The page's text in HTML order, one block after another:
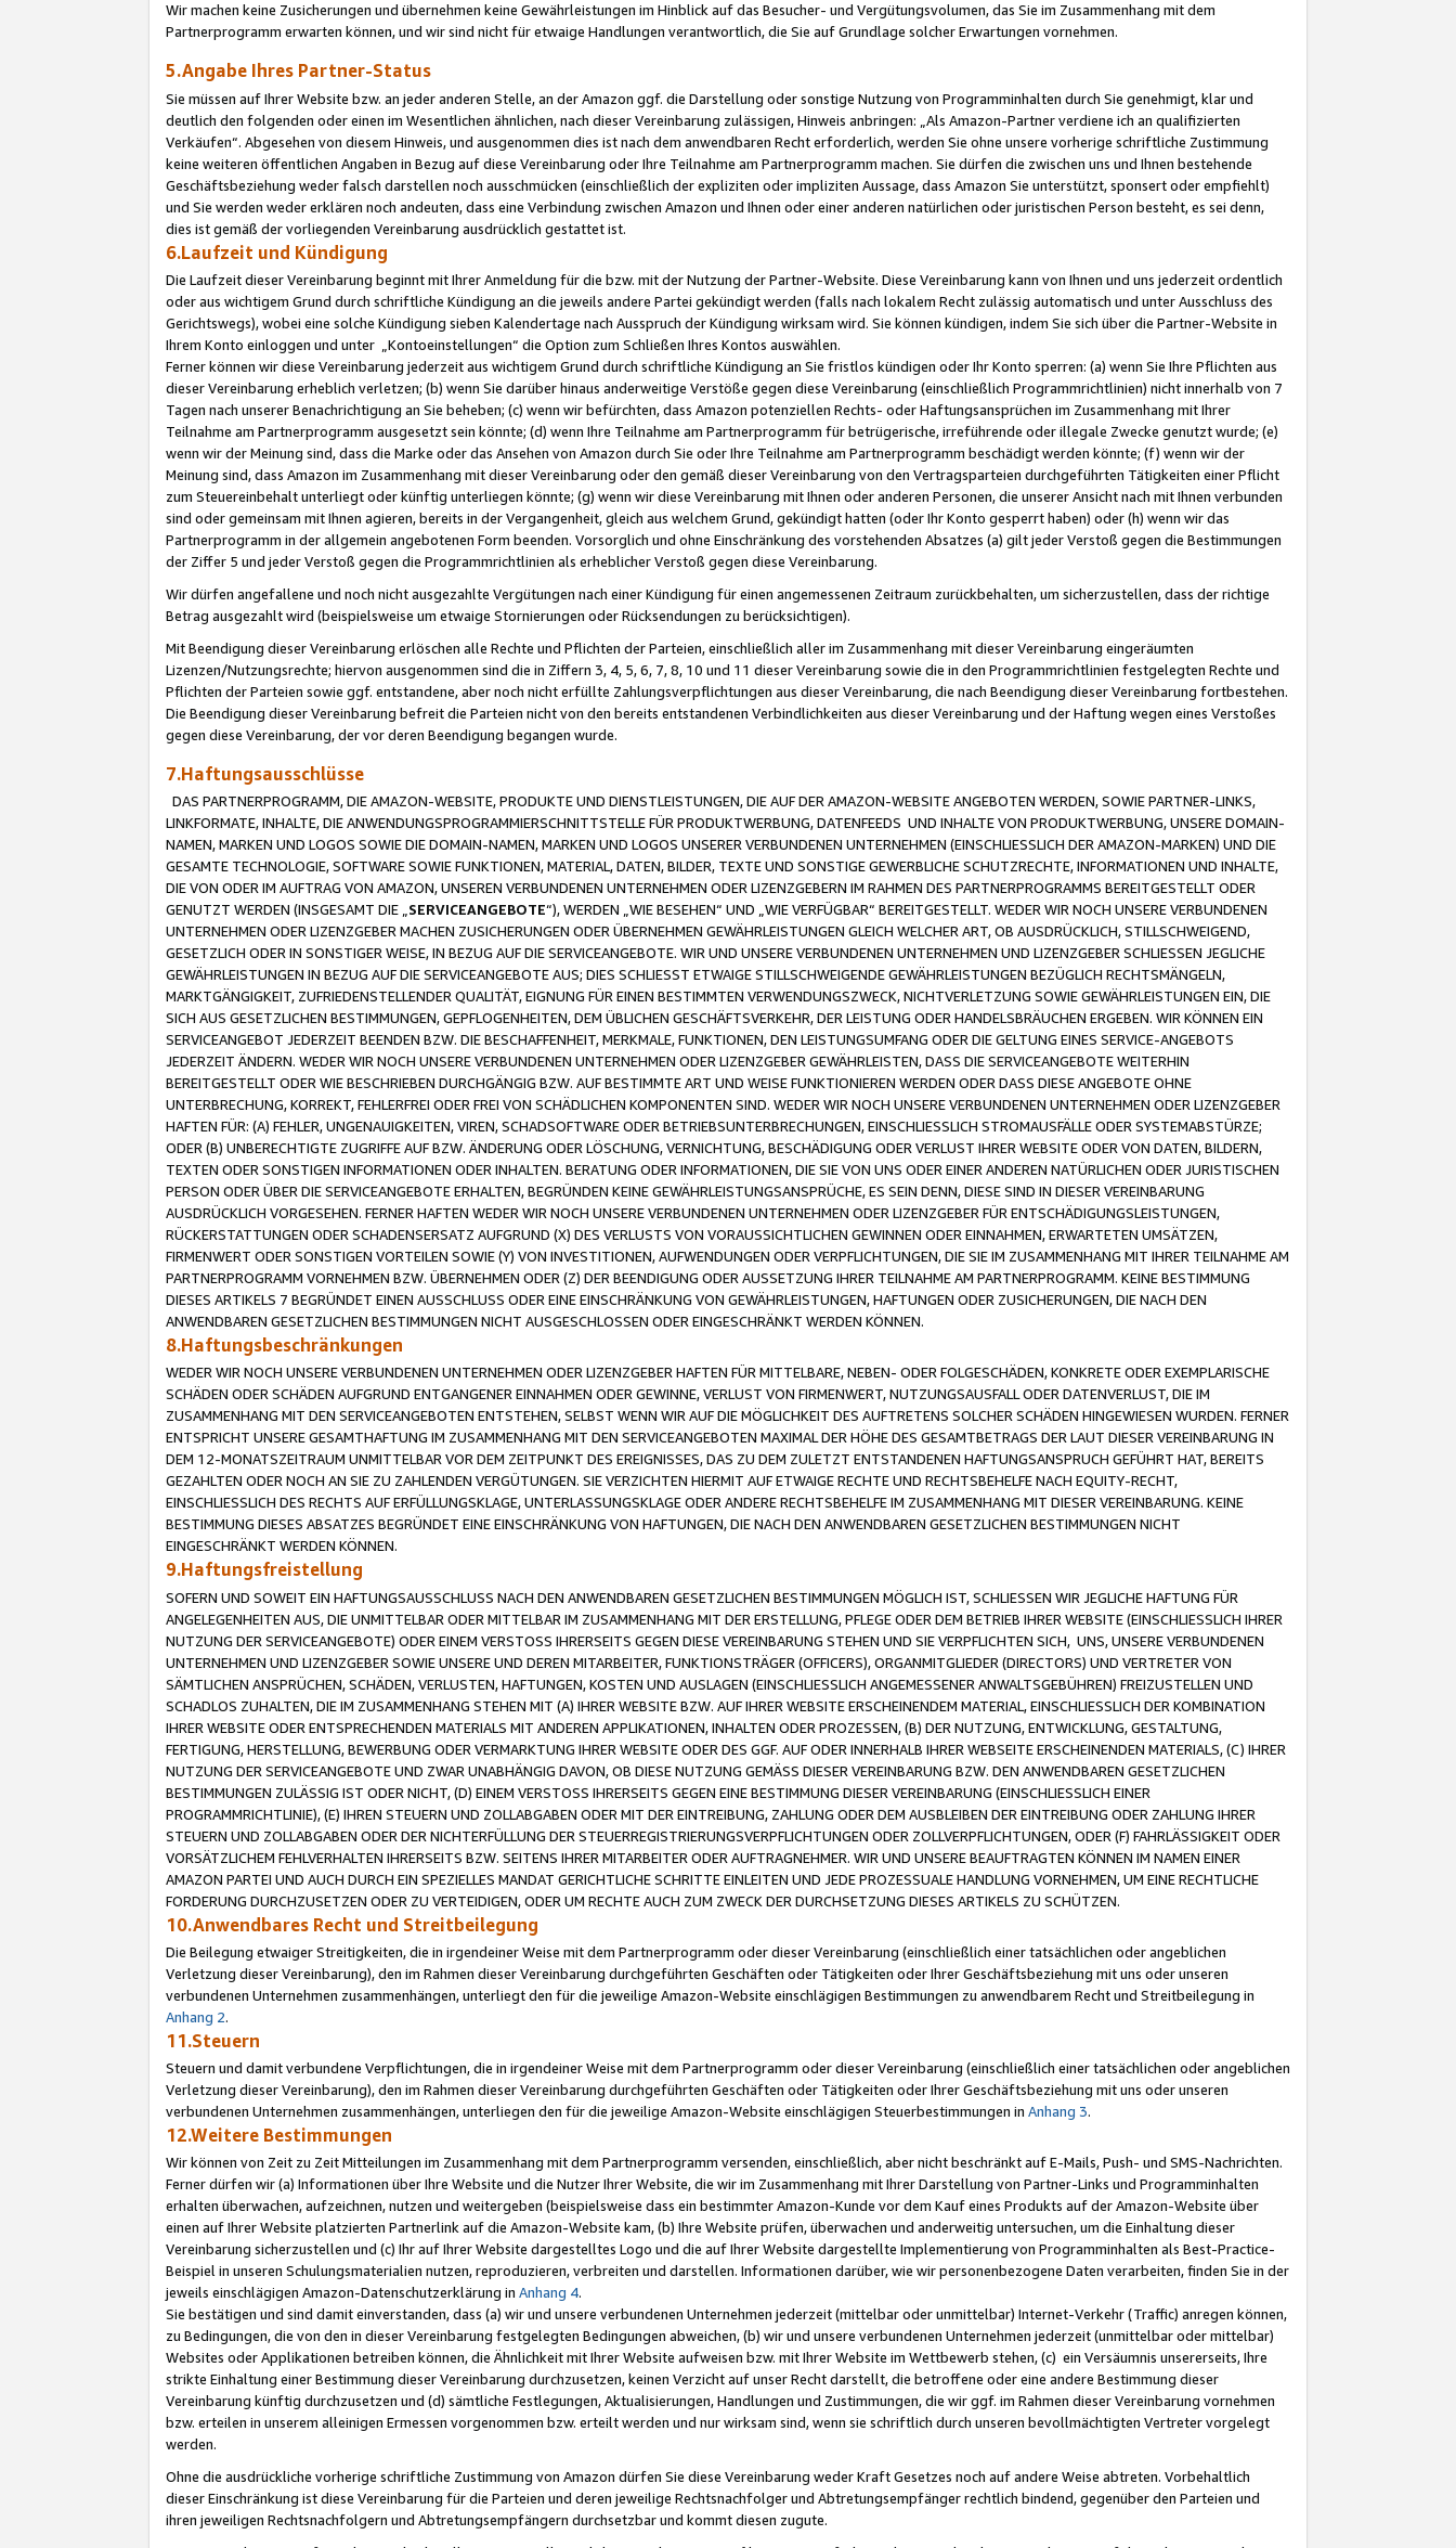
Wir machen keine Zusicherungen und übernehmen keine Gewährleistungen im Hinblick auf das Besucher- und Vergütungsvolumen, das Sie im Zusammenhang mit dem
Partnerprogramm erwarten können, und wir sind nicht für etwaige Handlungen verantwortlich, die Sie auf Grundlage solcher Erwartungen vornehmen.
5.Angabe Ihres Partner-Status
Sie müssen auf Ihrer Website bzw. an jeder anderen Stelle, an der Amazon ggf. die Darstellung oder sonstige Nutzung von Programminhalten durch Sie genehmigt, klar und
deutlich den folgenden oder einen im Wesentlichen ähnlichen, nach dieser Vereinbarung zulässigen, Hinweis anbringen: „Als Amazon-Partner verdiene ich an qualifizierten
Verkäufen“. Abgesehen von diesem Hinweis, und ausgenommen dies ist nach dem anwendbaren Recht erforderlich, werden Sie ohne unsere vorherige schriftliche Zustimmung
keine weiteren öffentlichen Angaben in Bezug auf diese Vereinbarung oder Ihre Teilnahme am Partnerprogramm machen. Sie dürfen die zwischen uns und Ihnen bestehende
Geschäftsbeziehung weder falsch darstellen noch ausschmücken (einschließlich der expliziten oder impliziten Aussage, dass Amazon Sie unterstützt, sponsert oder empfiehlt)
und Sie werden weder erklären noch andeuten, dass eine Verbindung zwischen Amazon und Ihnen oder einer anderen natürlichen oder juristischen Person besteht, es sei denn,
dies ist gemäß der vorliegenden Vereinbarung ausdrücklich gestattet ist.
6.Laufzeit und Kündigung
Die Laufzeit dieser Vereinbarung beginnt mit Ihrer Anmeldung für die bzw. mit der Nutzung der Partner-Website. Diese Vereinbarung kann von Ihnen und uns jederzeit ordentlich
oder aus wichtigem Grund durch schriftliche Kündigung an die jeweils andere Partei gekündigt werden (falls nach lokalem Recht zulässig automatisch und unter Ausschluss des
Gerichtswegs), wobei eine solche Kündigung sieben Kalendertage nach Ausspruch der Kündigung wirksam wird. Sie können kündigen, indem Sie sich über die Partner-Website in
Ihrem Konto einloggen und unter „Kontoeinstellungen“ die Option zum Schließen Ihres Kontos auswählen.
Ferner können wir diese Vereinbarung jederzeit aus wichtigem Grund durch schriftliche Kündigung an Sie fristlos kündigen oder Ihr Konto sperren: (a) wenn Sie Ihre Pflichten aus
dieser Vereinbarung erheblich verletzen; (b) wenn Sie darüber hinaus anderweitige Verstöße gegen diese Vereinbarung (einschließlich Programmrichtlinien) nicht innerhalb von 7
Tagen nach unserer Benachrichtigung an Sie beheben; (c) wenn wir befürchten, dass Amazon potenziellen Rechts- oder Haftungsansprüchen im Zusammenhang mit Ihrer
Teilnahme am Partnerprogramm ausgesetzt sein könnte; (d) wenn Ihre Teilnahme am Partnerprogramm für betrügerische, irreführende oder illegale Zwecke genutzt wurde; (e)
wenn wir der Meinung sind, dass die Marke oder das Ansehen von Amazon durch Sie oder Ihre Teilnahme am Partnerprogramm beschädigt werden könnte; (f) wenn wir der
Meinung sind, dass Amazon im Zusammenhang mit dieser Vereinbarung oder den gemäß dieser Vereinbarung von den Vertragsparteien durchgeführten Tätigkeiten einer Pflicht
zum Steuereinbehalt unterliegt oder künftig unterliegen könnte; (g) wenn wir diese Vereinbarung mit Ihnen oder anderen Personen, die unserer Ansicht nach mit Ihnen verbunden
sind oder gemeinsam mit Ihnen agieren, bereits in der Vergangenheit, gleich aus welchem Grund, gekündigt hatten (oder Ihr Konto gesperrt haben) oder (h) wenn wir das
Partnerprogramm in der allgemein angebotenen Form beenden. Vorsorglich und ohne Einschränkung des vorstehenden Absatzes (a) gilt jeder Verstoß gegen die Bestimmungen
der Ziffer 5 und jeder Verstoß gegen die Programmrichtlinien als erheblicher Verstoß gegen diese Vereinbarung.
Wir dürfen angefallene und noch nicht ausgezahlte Vergütungen nach einer Kündigung für einen angemessenen Zeitraum zurückbehalten, um sicherzustellen, dass der richtige
Betrag ausgezahlt wird (beispielsweise um etwaige Stornierungen oder Rücksendungen zu berücksichtigen).
Mit Beendigung dieser Vereinbarung erlöschen alle Rechte und Pflichten der Parteien, einschließlich aller im Zusammenhang mit dieser Vereinbarung eingeräumten
Lizenzen/Nutzungsrechte; hiervon ausgenommen sind die in Ziffern 3, 4, 5, 6, 7, 8, 10 und 11 dieser Vereinbarung sowie die in den Programmrichtlinien festgelegten Rechte und
Pflichten der Parteien sowie ggf. entstandene, aber noch nicht erfüllte Zahlungsverpflichtungen aus dieser Vereinbarung, die nach Beendigung dieser Vereinbarung fortbestehen.
Die Beendigung dieser Vereinbarung befreit die Parteien nicht von den bereits entstandenen Verbindlichkeiten aus dieser Vereinbarung und der Haftung wegen eines Verstoßes
gegen diese Vereinbarung, der vor deren Beendigung begangen wurde.
7.Haftungsausschlüsse
DAS PARTNERPROGRAMM, DIE AMAZON-WEBSITE, PRODUKTE UND DIENSTLEISTUNGEN, DIE AUF DER AMAZON-WEBSITE ANGEBOTEN WERDEN, SOWIE PARTNER-LINKS,
LINKFORMATE, INHALTE, DIE ANWENDUNGSPROGRAMMIERSCHNITTSTELLE FÜR PRODUKTWERBUNG, DATENFEEDS UND INHALTE VON PRODUKTWERBUNG, UNSERE DOMAIN-
NAMEN, MARKEN UND LOGOS SOWIE DIE DOMAIN-NAMEN, MARKEN UND LOGOS UNSERER VERBUNDENEN UNTERNEHMEN (EINSCHLIESSLICH DER AMAZON-MARKEN) UND DIE
GESAMTE TECHNOLOGIE, SOFTWARE SOWIE FUNKTIONEN, MATERIAL, DATEN, BILDER, TEXTE UND SONSTIGE GEWERBLICHE SCHUTZRECHTE, INFORMATIONEN UND INHALTE,
DIE VON ODER IM AUFTRAG VON AMAZON, UNSEREN VERBUNDENEN UNTERNEHMEN ODER LIZENZGEBERN IM RAHMEN DES PARTNERPROGRAMMS BEREITGESTELLT ODER
GENUTZT WERDEN (INSGESAMT DIE „ SERVICEANGEBOTE“), WERDEN „WIE BESEHEN“ UND „WIE VERFÜGBAR“ BEREITGESTELLT. WEDER WIR NOCH UNSERE VERBUNDENEN
UNTERNEHMEN ODER LIZENZGEBER MACHEN ZUSICHERUNGEN ODER ÜBERNEHMEN GEWÄHRLEISTUNGEN GLEICH WELCHER ART, OB AUSDRÜCKLICH, STILLSCHWEIGEND,
GESETZLICH ODER IN SONSTIGER WEISE, IN BEZUG AUF DIE SERVICEANGEBOTE. WIR UND UNSERE VERBUNDENEN UNTERNEHMEN UND LIZENZGEBER SCHLIESSEN JEGLICHE
GEWÄHRLEISTUNGEN IN BEZUG AUF DIE SERVICEANGEBOTE AUS; DIES SCHLIESST ETWAIGE STILLSCHWEIGENDE GEWÄHRLEISTUNGEN BEZÜGLICH RECHTSMÄNGELN,
MARKTGÄNGIGKEIT, ZUFRIEDENSTELLENDER QUALITÄT, EIGNUNG FÜR EINEN BESTIMMTEN VERWENDUNGSZWECK, NICHTVERLETZUNG SOWIE GEWÄHRLEISTUNGEN EIN, DIE
SICH AUS GESETZLICHEN BESTIMMUNGEN, GEPFLOGENHEITEN, DEM ÜBLICHEN GESCHÄFTSVERKEHR, DER LEISTUNG ODER HANDELSBRÄUCHEN ERGEBEN. WIR KÖNNEN EIN
SERVICEANGEBOT JEDERZEIT BEENDEN BZW. DIE BESCHAFFENHEIT, MERKMALE, FUNKTIONEN, DEN LEISTUNGSUMFANG ODER DIE GELTUNG EINES SERVICE-ANGEBOTS
JEDERZEIT ÄNDERN. WEDER WIR NOCH UNSERE VERBUNDENEN UNTERNEHMEN ODER LIZENZGEBER GEWÄHRLEISTEN, DASS DIE SERVICEANGEBOTE WEITERHIN
BEREITGESTELLT ODER WIE BESCHRIEBEN DURCHGÄNGIG BZW. AUF BESTIMMTE ART UND WEISE FUNKTIONIEREN WERDEN ODER DASS DIESE ANGEBOTE OHNE
UNTERBRECHUNG, KORREKT, FEHLERFREI ODER FREI VON SCHÄDLICHEN KOMPONENTEN SIND. WEDER WIR NOCH UNSERE VERBUNDENEN UNTERNEHMEN ODER LIZENZGEBER
HAFTEN FÜR: (A) FEHLER, UNGENAUIGKEITEN, VIREN, SCHADSOFTWARE ODER BETRIEBSUNTERBRECHUNGEN, EINSCHLIESSLICH STROMAUSFÄLLE ODER SYSTEMABSTÜRZE;
ODER (B) UNBERECHTIGTE ZUGRIFFE AUF BZW. ÄNDERUNG ODER LÖSCHUNG, VERNICHTUNG, BESCHÄDIGUNG ODER VERLUST IHRER WEBSITE ODER VON DATEN, BILDERN,
TEXTEN ODER SONSTIGEN INFORMATIONEN ODER INHALTEN. BERATUNG ODER INFORMATIONEN, DIE SIE VON UNS ODER EINER ANDEREN NATÜRLICHEN ODER JURISTISCHEN
PERSON ODER ÜBER DIE SERVICEANGEBOTE ERHALTEN, BEGRÜNDEN KEINE GEWÄHRLEISTUNGSANSPRÜCHE, ES SEIN DENN, DIESE SIND IN DIESER VEREINBARUNG
AUSDRÜCKLICH VORGESEHEN. FERNER HAFTEN WEDER WIR NOCH UNSERE VERBUNDENEN UNTERNEHMEN ODER LIZENZGEBER FÜR ENTSCHÄDIGUNGSLEISTUNGEN,
RÜCKERSTATTUNGEN ODER SCHADENSERSATZ AUFGRUND (X) DES VERLUSTS VON VORAUSSICHTLICHEN GEWINNEN ODER EINNAHMEN, ERWARTETEN UMSÄTZEN,
FIRMENWERT ODER SONSTIGEN VORTEILEN SOWIE (Y) VON INVESTITIONEN, AUFWENDUNGEN ODER VERPFLICHTUNGEN, DIE SIE IM ZUSAMMENHANG MIT IHRER TEILNAHME AM
PARTNERPROGRAMM VORNEHMEN BZW. ÜBERNEHMEN ODER (Z) DER BEENDIGUNG ODER AUSSETZUNG IHRER TEILNAHME AM PARTNERPROGRAMM. KEINE BESTIMMUNG
DIESES ARTIKELS 7 BEGRÜNDET EINEN AUSSCHLUSS ODER EINE EINSCHRÄNKUNG VON GEWÄHRLEISTUNGEN, HAFTUNGEN ODER ZUSICHERUNGEN, DIE NACH DEN
ANWENDBAREN GESETZLICHEN BESTIMMUNGEN NICHT AUSGESCHLOSSEN ODER EINGESCHRÄNKT WERDEN KÖNNEN.
8.Haftungsbeschränkungen
WEDER WIR NOCH UNSERE VERBUNDENEN UNTERNEHMEN ODER LIZENZGEBER HAFTEN FÜR MITTELBARE, NEBEN- ODER FOLGESCHÄDEN, KONKRETE ODER EXEMPLARISCHE
SCHÄDEN ODER SCHÄDEN AUFGRUND ENTGANGENER EINNAHMEN ODER GEWINNE, VERLUST VON FIRMENWERT, NUTZUNGSAUSFALL ODER DATENVERLUST, DIE IM
ZUSAMMENHANG MIT DEN SERVICEANGEBOTEN ENTSTEHEN, SELBST WENN WIR AUF DIE MÖGLICHKEIT DES AUFTRETENS SOLCHER SCHÄDEN HINGEWIESEN WURDEN. FERNER
ENTSPRICHT UNSERE GESAMTHAFTUNG IM ZUSAMMENHANG MIT DEN SERVICEANGEBOTEN MAXIMAL DER HÖHE DES GESAMTBETRAGS DER LAUT DIESER VEREINBARUNG IN
DEM 12-MONATSZEITRAUM UNMITTELBAR VOR DEM ZEITPUNKT DES EREIGNISSES, DAS ZU DEM ZULETZT ENTSTANDENEN HAFTUNGSANSPRUCH GEFÜHRT HAT, BEREITS
GEZAHLTEN ODER NOCH AN SIE ZU ZAHLENDEN VERGÜTUNGEN. SIE VERZICHTEN HIERMIT AUF ETWAIGE RECHTE UND RECHTSBEHELFE NACH EQUITY-RECHT,
EINSCHLIESSLICH DES RECHTS AUF ERFÜLLUNGSKLAGE, UNTERLASSUNGSKLAGE ODER ANDERE RECHTSBEHELFE IM ZUSAMMENHANG MIT DIESER VEREINBARUNG. KEINE
BESTIMMUNG DIESES ABSATZES BEGRÜNDET EINE EINSCHRÄNKUNG VON HAFTUNGEN, DIE NACH DEN ANWENDBAREN GESETZLICHEN BESTIMMUNGEN NICHT
EINGESCHRÄNKT WERDEN KÖNNEN.
9.Haftungsfreistellung
SOFERN UND SOWEIT EIN HAFTUNGSAUSSCHLUSS NACH DEN ANWENDBAREN GESETZLICHEN BESTIMMUNGEN MÖGLICH IST, SCHLIESSEN WIR JEGLICHE HAFTUNG FÜR
ANGELEGENHEITEN AUS, DIE UNMITTELBAR ODER MITTELBAR IM ZUSAMMENHANG MIT DER ERSTELLUNG, PFLEGE ODER DEM BETRIEB IHRER WEBSITE (EINSCHLIESSLICH IHRER
NUTZUNG DER SERVICEANGEBOTE) ODER EINEM VERSTOSS IHRERSEITS GEGEN DIESE VEREINBARUNG STEHEN UND SIE VERPFLICHTEN SICH, UNS, UNSERE VERBUNDENEN
UNTERNEHMEN UND LIZENZGEBER SOWIE UNSERE UND DEREN MITARBEITER, FUNKTIONSTRÄGER (OFFICERS), ORGANMITGLIEDER (DIRECTORS) UND VERTRETER VON
SÄMTLICHEN ANSPRÜCHEN, SCHÄDEN, VERLUSTEN, HAFTUNGEN, KOSTEN UND AUSLAGEN (EINSCHLIESSLICH ANGEMESSENER ANWALTSGEBÜHREN) FREIZUSTELLEN UND
SCHADLOS ZUHALTEN, DIE IM ZUSAMMENHANG STEHEN MIT (A) IHRER WEBSITE BZW. AUF IHRER WEBSITE ERSCHEINENDEM MATERIAL, EINSCHLIESSLICH DER KOMBINATION
IHRER WEBSITE ODER ENTSPRECHENDEN MATERIALS MIT ANDEREN APPLIKATIONEN, INHALTEN ODER PROZESSEN, (B) DER NUTZUNG, ENTWICKLUNG, GESTALTUNG,
FERTIGUNG, HERSTELLUNG, BEWERBUNG ODER VERMARKTUNG IHRER WEBSITE ODER DES GGF. AUF ODER INNERHALB IHRER WEBSEITE ERSCHEINENDEN MATERIALS, (C) IHRER
NUTZUNG DER SERVICEANGEBOTE UND ZWAR UNABHÄNGIG DAVON, OB DIESE NUTZUNG GEMÄSS DIESER VEREINBARUNG BZW. DEN ANWENDBAREN GESETZLICHEN
BESTIMMUNGEN ZULÄSSIG IST ODER NICHT, (D) EINEM VERSTOSS IHRERSEITS GEGEN EINE BESTIMMUNG DIESER VEREINBARUNG (EINSCHLIESSLICH EINER
PROGRAMMRICHTLINIE), (E) IHREN STEUERN UND ZOLLABGABEN ODER MIT DER EINTREIBUNG, ZAHLUNG ODER DEM AUSBLEIBEN DER EINTREIBUNG ODER ZAHLUNG IHRER
STEUERN UND ZOLLABGABEN ODER DER NICHTERFÜLLUNG DER STEUERREGISTRIERUNGSVERPFLICHTUNGEN ODER ZOLLVERPFLICHTUNGEN, ODER (F) FAHRLÄSSIGKEIT ODER
VORSÄTZLICHEM FEHLVERHALTEN IHRERSEITS BZW. SEITENS IHRER MITARBEITER ODER AUFTRAGNEHMER. WIR UND UNSERE BEAUFTRAGTEN KÖNNEN IM NAMEN EINER
AMAZON PARTEI UND AUCH DURCH EIN SPEZIELLES MANDAT GERICHTLICHE SCHRITTE EINLEITEN UND JEDE PROZESSUALE HANDLUNG VORNEHMEN, UM EINE RECHTLICHE
FORDERUNG DURCHZUSETZEN ODER ZU VERTEIDIGEN, ODER UM RECHTE AUCH ZUM ZWECK DER DURCHSETZUNG DIESES ARTIKELS ZU SCHÜTZEN.
10.Anwendbares Recht und Streitbeilegung
Die Beilegung etwaiger Streitigkeiten, die in irgendeiner Weise mit dem Partnerprogramm oder dieser Vereinbarung (einschließlich einer tatsächlichen oder angeblichen
Verletzung dieser Vereinbarung), den im Rahmen dieser Vereinbarung durchgeführten Geschäften oder Tätigkeiten oder Ihrer Geschäftsbeziehung mit uns oder unseren
verbundenen Unternehmen zusammenhängen, unterliegt den für die jeweilige Amazon-Website einschlägigen Bestimmungen zu anwendbarem Recht und Streitbeilegung in
Anhang 2.
11.Steuern
Steuern und damit verbundene Verpflichtungen, die in irgendeiner Weise mit dem Partnerprogramm oder dieser Vereinbarung (einschließlich einer tatsächlichen oder angeblichen
Verletzung dieser Vereinbarung), den im Rahmen dieser Vereinbarung durchgeführten Geschäften oder Tätigkeiten oder Ihrer Geschäftsbeziehung mit uns oder unseren
verbundenen Unternehmen zusammenhängen, unterliegen den für die jeweilige Amazon-Website einschlägigen Steuerbestimmungen in Anhang 3.
12.Weitere Bestimmungen
Wir können von Zeit zu Zeit Mitteilungen im Zusammenhang mit dem Partnerprogramm versenden, einschließlich, aber nicht beschränkt auf E-Mails, Push- und SMS-Nachrichten.
Ferner dürfen wir (a) Informationen über Ihre Website und die Nutzer Ihrer Website, die wir im Zusammenhang mit Ihrer Darstellung von Partner-Links und Programminhalten
erhalten überwachen, aufzeichnen, nutzen und weitergeben (beispielsweise dass ein bestimmter Amazon-Kunde vor dem Kauf eines Produkts auf der Amazon-Website über
einen auf Ihrer Website platzierten Partnerlink auf die Amazon-Website kam, (b) Ihre Website prüfen, überwachen und anderweitig untersuchen, um die Einhaltung dieser
Vereinbarung sicherzustellen und (c) Ihr auf Ihrer Website dargestelltes Logo und die auf Ihrer Website dargestellte Implementierung von Programminhalten als Best-Practice-
Beispiel in unseren Schulungsmaterialien nutzen, reproduzieren, verbreiten und darstellen. Informationen darüber, wie wir personenbezogene Daten verarbeiten, finden Sie in der
jeweils einschlägigen Amazon-Datenschutzerklärung in Anhang 4.
Sie bestätigen und sind damit einverstanden, dass (a) wir und unsere verbundenen Unternehmen jederzeit (mittelbar oder unmittelbar) Internet-Verkehr (Traffic) anregen können,
zu Bedingungen, die von den in dieser Vereinbarung festgelegten Bedingungen abweichen, (b) wir und unsere verbundenen Unternehmen jederzeit (unmittelbar oder mittelbar)
Websites oder Applikationen betreiben können, die Ähnlichkeit mit Ihrer Website aufweisen bzw. mit Ihrer Website im Wettbewerb stehen, (c) ein Versäumnis unsererseits, Ihre
strikte Einhaltung einer Bestimmung dieser Vereinbarung durchzusetzen, keinen Verzicht auf unser Recht darstellt, die betroffene oder eine andere Bestimmung dieser
Vereinbarung künftig durchzusetzen und (d) sämtliche Festlegungen, Aktualisierungen, Handlungen und Zustimmungen, die wir ggf. im Rahmen dieser Vereinbarung vornehmen
bzw. erteilen in unserem alleinigen Ermessen vorgenommen bzw. erteilt werden und nur wirksam sind, wenn sie schriftlich durch unseren bevollmächtigten Vertreter vorgelegt
werden.
Ohne die ausdrückliche vorherige schriftliche Zustimmung von Amazon dürfen Sie diese Vereinbarung weder Kraft Gesetzes noch auf andere Weise abtreten. Vorbehaltlich
dieser Einschränkung ist diese Vereinbarung für die Parteien und deren jeweilige Rechtsnachfolger und Abtretungsempfänger rechtlich bindend, gegenüber den Parteien und
ihren jeweiligen Rechtsnachfolgern und Abtretungsempfängern durchsetzbar und kommt diesen zugute.